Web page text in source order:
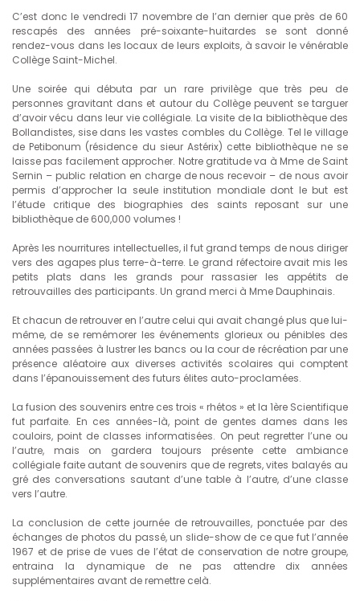
C’est donc le vendredi 17 novembre de l’an dernier que près de 60
rescapés des années pré-soixante-huitardes se sont donné
rendez-vous dans les locaux de leurs exploits, à savoir le vénérable
Collège Saint-Michel.
Une soirée qui débuta par un rare privilège que très peu de
personnes gravitant dans et autour du Collège peuvent se targuer
d’avoir vécu dans leur vie collégiale. La visite de la bibliothèque des
Bollandistes, sise dans les vastes combles du Collège. Tel le village
de Petibonum (résidence du sieur Astérix) cette bibliothèque ne se
laisse pas facilement approcher. Notre gratitude va à Mme de Saint
Sernin – public relation en charge de nous recevoir – de nous avoir
permis d’approcher la seule institution mondiale dont le but est
l’étude critique des biographies des saints reposant sur une
bibliothèque de 600,000 volumes !
Après les nourritures intellectuelles, il fut grand temps de nous diriger
vers des agapes plus terre-à-terre. Le grand réfectoire avait mis les
petits plats dans les grands pour rassasier les appétits de
retrouvailles des participants. Un grand merci à Mme Dauphinais.
Et chacun de retrouver en l’autre celui qui avait changé plus que lui-
même, de se remémorer les événements glorieux ou pénibles des
années passées à lustrer les bancs ou la cour de récréation par une
présence aléatoire aux diverses activités scolaires qui comptent
dans l’épanouissement des futurs élites auto-proclamées.
La fusion des souvenirs entre ces trois « rhétos » et la 1ère Scientifique
fut parfaite. En ces années-là, point de gentes dames dans les
couloirs, point de classes informatisées. On peut regretter l’une ou
l’autre, mais on gardera toujours présente cette ambiance
collégiale faite autant de souvenirs que de regrets, vites balayés au
gré des conversations sautant d’une table à l’autre, d’une classe
vers l’autre.
La conclusion de cette journée de retrouvailles, ponctuée par des
échanges de photos du passé, un slide-show de ce que fut l’année
1967 et de prise de vues de l’état de conservation de notre groupe,
entraina la dynamique de ne pas attendre dix années
supplémentaires avant de remettre celà.